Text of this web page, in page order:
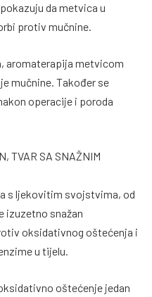
da metvica u
protiv mučnine.
aromaterapija metvicom
mučnine. Također se
operacije i poroda
TVAR SA SNAŽNIM
s ljekovitim svojstvima, od
izuzetno snažan
oksidativnog oštećenja i
u tijelu.
oštećenje jedan